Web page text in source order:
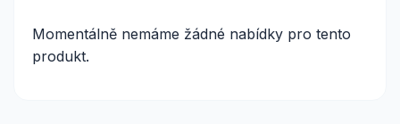
Momentálně nemáme žádné nabídky pro tento
produkt.